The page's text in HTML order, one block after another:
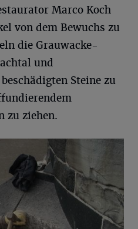
Marco Koch
von dem Bewuchs zu
die Grauwacke-
und
Steine zu
zu ziehen.